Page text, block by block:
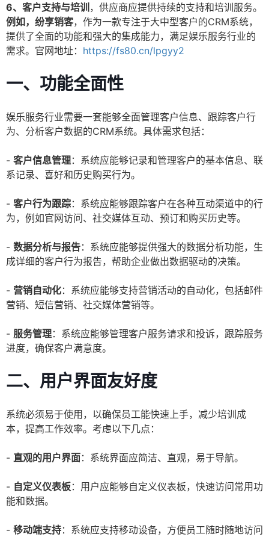
6、客户支持与培训 ，供应商应提供持续的支持和培训服务。
例如，纷享销客，作为一款专注于大中型客户的CRM系统，
提供了全面的功能和强大的集成能力，满足娱乐服务行业的
需求。官网地址： https://fs80.cn/lpgyy2
一、功能全面性
娱乐服务行业需要一套能够全面管理客户信息、跟踪客户行
为、分析客户数据的CRM系统。具体需求包括：
- 客户信息管理：系统应能够记录和管理客户的基本信息、联
系记录、喜好和历史购买行为。
- 客户行为跟踪：系统应能够跟踪客户在各种互动渠道中的行
为，例如官网访问、社交媒体互动、预订和购买历史等。
- 数据分析与报告：系统应能够提供强大的数据分析功能，生
成详细的客户行为报告，帮助企业做出数据驱动的决策。
- 营销自动化：系统应能够支持营销活动的自动化，包括邮件
营销、短信营销、社交媒体营销等。
- 服务管理：系统应能够管理客户服务请求和投诉，跟踪服务
进度，确保客户满意度。
二、用户界面友好度
系统必须易于使用，以确保员工能快速上手，减少培训成
本，提高工作效率。考虑以下几点：
- 直观的用户界面：系统界面应简洁、直观，易于导航。
- 自定义仪表板：用户应能够自定义仪表板，快速访问常用功
能和数据。
- 移动端支持：系统应支持移动设备，方便员工随时随地访问